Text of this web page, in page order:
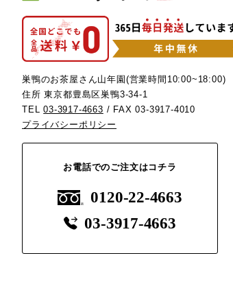
巣鴨のお茶屋さん山年園(営業時間10:00~18:00)
住所 東京都豊島区巣鴨3-34-1
TEL03-3917-4663 / FAX 03-3917-4010
プライバシーポリシー
お電話でのご注文はコチラ
0120-22-4663
03-3917-4663